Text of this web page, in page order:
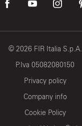
© 2026 FIR Italia S.p.A.
P.Iva 05082080150
Privacy policy
Company info
Cookie Policy